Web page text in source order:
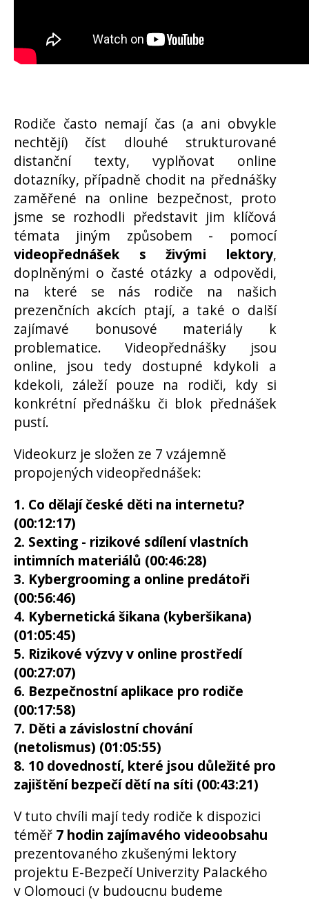
Rodiče často nemají čas (a ani obvykle
nechtějí) číst dlouhé strukturované
distanční texty, vyplňovat online
dotazníky, případně chodit na přednášky
zaměřené na online bezpečnost, proto
jsme se rozhodli představit jim klíčová
témata jiným způsobem - pomocí
videopřednášek s živými lektory,
doplněnými o časté otázky a odpovědi,
na které se nás rodiče na našich
prezenčních akcích ptají, a také o další
zajímavé bonusové materiály k
problematice. Videopřednášky jsou
online, jsou tedy dostupné kdykoli a
kdekoli, záleží pouze na rodiči, kdy si
konkrétní přednášku či blok přednášek
pustí.
Videokurz je složen ze 7 vzájemně
propojených videopřednášek:
1. Co dělají české děti na internetu?
(00:12:17)
2. Sexting - rizikové sdílení vlastních
intimních materiálů (00:46:28)
3. Kybergrooming a online predátoři
(00:56:46)
4. Kybernetická šikana (kyberšikana)
(01:05:45)
5. Rizikové výzvy v online prostředí
(00:27:07)
6. Bezpečnostní aplikace pro rodiče
(00:17:58)
7. Děti a závislostní chování
(netolismus) (01:05:55)
8. 10 dovedností, které jsou důležité pro
zajištění bezpečí dětí na síti (00:43:21)
V tuto chvíli mají tedy rodiče k dispozici
téměř 7 hodin zajímavého videoobsahu
prezentovaného zkušenými lektory
projektu E-Bezpečí Univerzity Palackého
v Olomouci (v budoucnu budeme